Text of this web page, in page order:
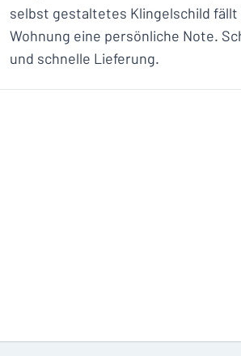
selbst gestaltetes Klingelschild
Wohnung eine persönliche Note.
und schnelle Lieferung.